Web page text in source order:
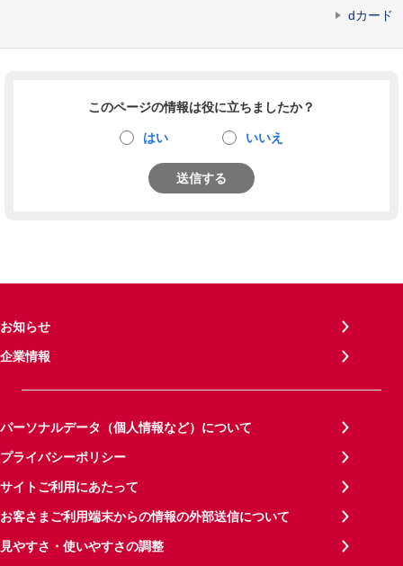
dカード
このページの情報は役に立ちましたか？
はい いいえ
送信する
お知らせ
企業情報
パーソナルデータ（個人情報など）について
プライバシーポリシー
サイトご利用にあたって
お客さまご利用端末からの情報の外部送信について
見やすさ・使いやすさの調整